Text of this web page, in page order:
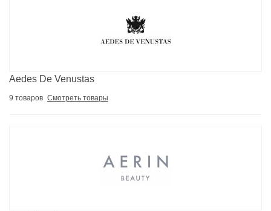
Aedes De Venustas
9 товаров Смотреть товары